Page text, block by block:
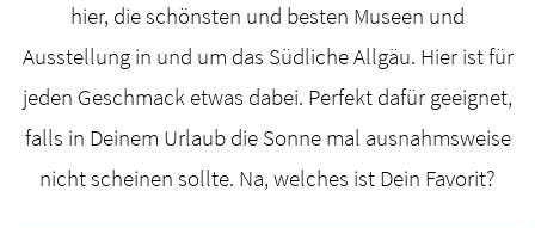
hier, die schönsten und besten Museen und
Ausstellung in und um das Südliche Allgäu. Hier ist für
jeden Geschmack etwas dabei. Perfekt dafür geeignet,
falls in Deinem Urlaub die Sonne mal ausnahmsweise
nicht scheinen sollte. Na, welches ist Dein Favorit?